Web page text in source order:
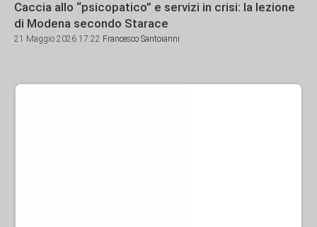
Caccia allo “psicopatico” e servizi in crisi: la lezione
di Modena secondo Starace
21 Maggio 2026 17:22 Francesco Santoianni